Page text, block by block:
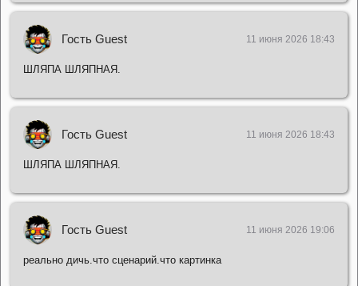
Гость Guest 11 июня 2026 18:43
ШЛЯПА ШЛЯПНАЯ.
Гость Guest 11 июня 2026 18:43
ШЛЯПА ШЛЯПНАЯ.
Гость Guest 11 июня 2026 19:06
реально дичь.что сценарий.что картинка